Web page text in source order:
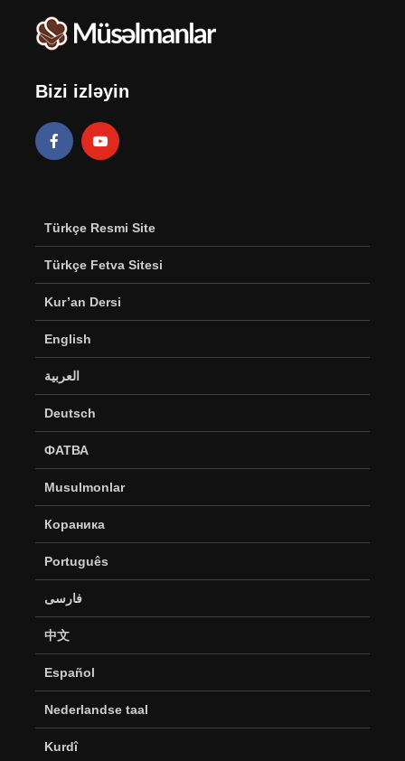
Bizi izləyin
Türkçe Resmi Site
Türkçe Fetva Sitesi
Kur’an Dersi
English
العربية
Deutsch
ФАТВА
Musulmonlar
Кораника
Português
فارسی
中文
Español
Nederlandse taal
Kurdî